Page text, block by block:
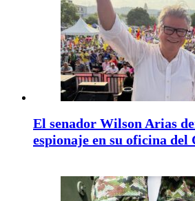
El senador Wilson Arias
espionaje en su oficina del